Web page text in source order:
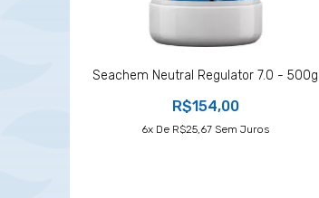
Seachem Neutral Regulator 7.0 - 500g
R$154,00
6X De R$25,67 Sem Juros